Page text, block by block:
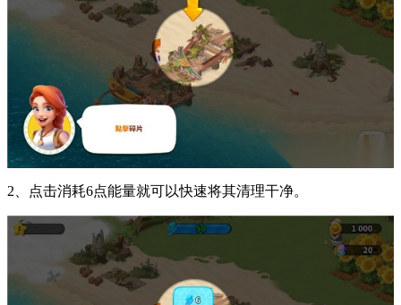
2、点击消耗6点能量就可以快速将其清理干净。